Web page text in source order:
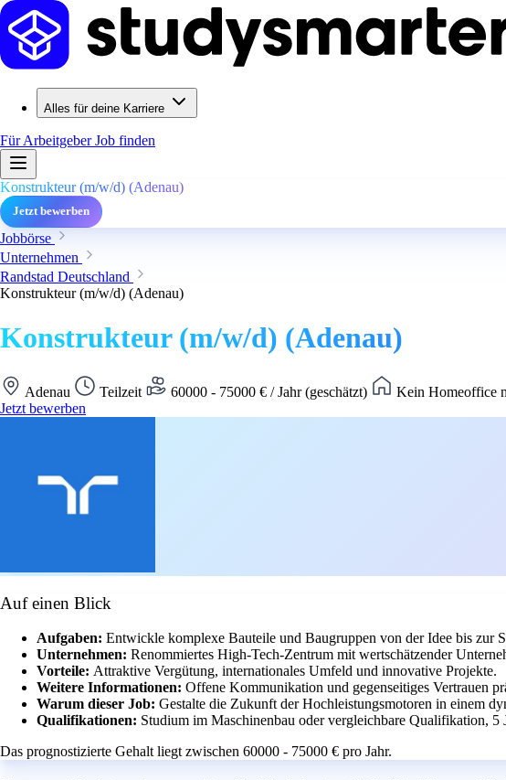
Alles für deine Karriere
Für ArbeitgeberJob finden
Konstrukteur (m/w/d) (Adenau)
Jetzt bewerben
Jobbörse
Unternehmen
Randstad Deutschland
Konstrukteur (m/w/d) (Adenau)
Konstrukteur (m/w/d) (Adenau)
Adenau Teilzeit 60000 - 75000 € / Jahr (geschätzt)
Kein Homeoffice
Jetzt bewerben
Auf einen Blick
Aufgaben: Entwickle komplexe Bauteile und Baugruppen von der Idee bis zur
Unternehmen: Renommiertes High-Tech-Zentrum mit wertschätzender
Vorteile: Attraktive Vergütung, internationales Umfeld und innovative Projekte.
Weitere Informationen: Offene Kommunikation und gegenseitiges Vertrauen
Warum dieser Job: Gestalte die Zukunft der Hochleistungsmotoren in einem
Qualifikationen: Studium im Maschinenbau oder vergleichbare Qualifikation, 5
Das prognostizierte Gehalt liegt zwischen 60000 - 75000 € pro Jahr.